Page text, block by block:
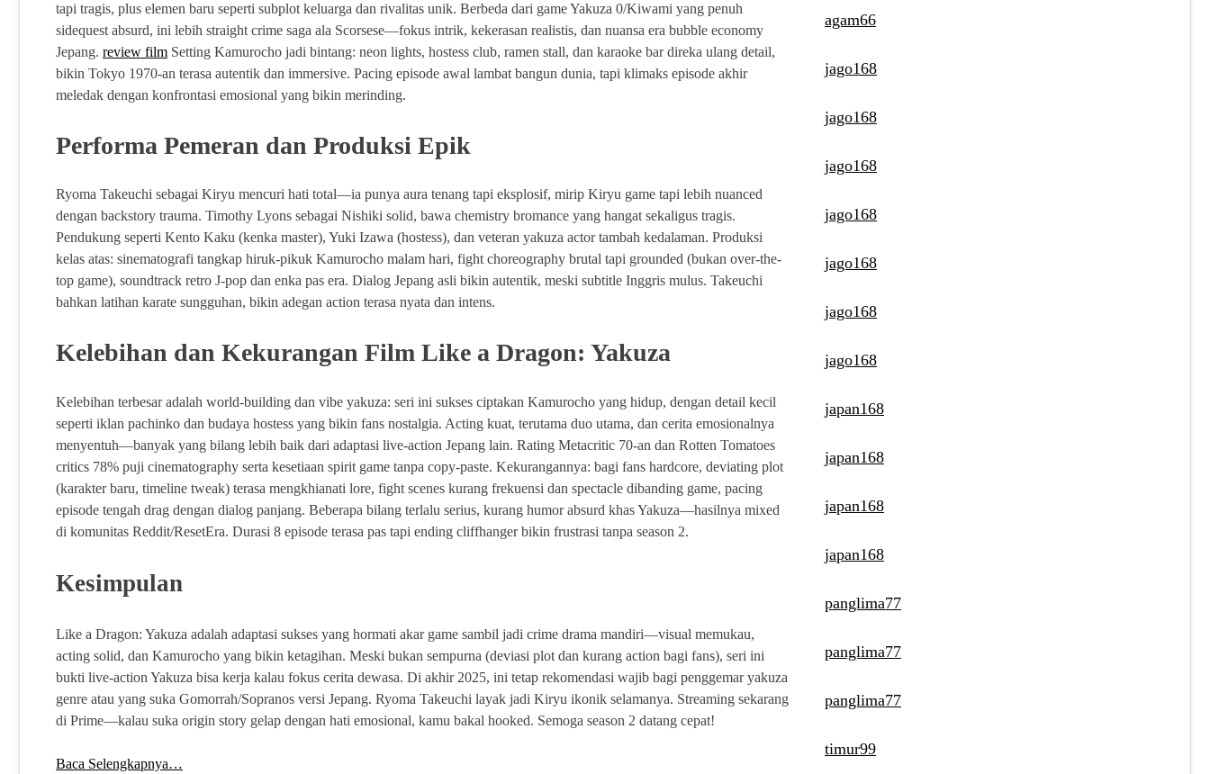
tapi tragis, plus elemen baru seperti subplot keluarga dan rivalitas unik. Berbeda dari game Yakuza 0/Kiwami yang penuh
sidequest absurd, ini lebih straight crime saga ala Scorsese—fokus intrik, kekerasan realistis, dan nuansa era bubble economy
Jepang. review film Setting Kamurocho jadi bintang: neon lights, hostess club, ramen stall, dan karaoke bar direka ulang detail,
bikin Tokyo 1970-an terasa autentik dan immersive. Pacing episode awal lambat bangun dunia, tapi klimaks episode akhir
meledak dengan konfrontasi emosional yang bikin merinding.
Performa Pemeran dan Produksi Epik
Ryoma Takeuchi sebagai Kiryu mencuri hati total—ia punya aura tenang tapi eksplosif, mirip Kiryu game tapi lebih nuanced
dengan backstory trauma. Timothy Lyons sebagai Nishiki solid, bawa chemistry bromance yang hangat sekaligus tragis.
Pendukung seperti Kento Kaku (kenka master), Yuki Izawa (hostess), dan veteran yakuza actor tambah kedalaman. Produksi
kelas atas: sinematografi tangkap hiruk-pikuk Kamurocho malam hari, fight choreography brutal tapi grounded (bukan over-the-
top game), soundtrack retro J-pop dan enka pas era. Dialog Jepang asli bikin autentik, meski subtitle Inggris mulus. Takeuchi
bahkan latihan karate sungguhan, bikin adegan action terasa nyata dan intens.
Kelebihan dan Kekurangan Film Like a Dragon: Yakuza
Kelebihan terbesar adalah world-building dan vibe yakuza: seri ini sukses ciptakan Kamurocho yang hidup, dengan detail kecil
seperti iklan pachinko dan budaya hostess yang bikin fans nostalgia. Acting kuat, terutama duo utama, dan cerita emosionalnya
menyentuh—banyak yang bilang lebih baik dari adaptasi live-action Jepang lain. Rating Metacritic 70-an dan Rotten Tomatoes
critics 78% puji cinematography serta kesetiaan spirit game tanpa copy-paste. Kekurangannya: bagi fans hardcore, deviating plot
(karakter baru, timeline tweak) terasa mengkhianati lore, fight scenes kurang frekuensi dan spectacle dibanding game, pacing
episode tengah drag dengan dialog panjang. Beberapa bilang terlalu serius, kurang humor absurd khas Yakuza—hasilnya mixed
di komunitas Reddit/ResetEra. Durasi 8 episode terasa pas tapi ending cliffhanger bikin frustrasi tanpa season 2.
Kesimpulan
Like a Dragon: Yakuza adalah adaptasi sukses yang hormati akar game sambil jadi crime drama mandiri—visual memukau,
acting solid, dan Kamurocho yang bikin ketagihan. Meski bukan sempurna (deviasi plot dan kurang action bagi fans), seri ini
bukti live-action Yakuza bisa kerja kalau fokus cerita dewasa. Di akhir 2025, ini tetap rekomendasi wajib bagi penggemar yakuza
genre atau yang suka Gomorrah/Sopranos versi Jepang. Ryoma Takeuchi layak jadi Kiryu ikonik selamanya. Streaming sekarang
di Prime—kalau suka origin story gelap dengan hati emosional, kamu bakal hooked. Semoga season 2 datang cepat!
Baca Selengkapnya…
agam66
jago168
jago168
jago168
jago168
jago168
jago168
jago168
japan168
japan168
japan168
japan168
panglima77
panglima77
panglima77
timur99